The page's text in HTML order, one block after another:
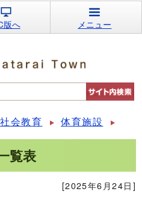
版へ メニュー
社会教育 体育施設
覧表
[2025年6月24日]